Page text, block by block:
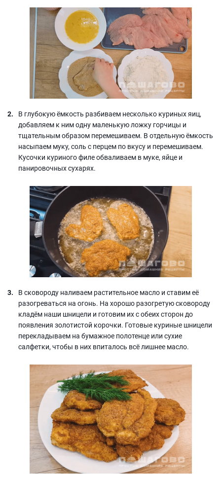
В глубокую ёмкость разбиваем несколько куриных яиц,
добавляем к ним одну маленькую ложку горчицы и
тщательным образом перемешиваем. В отдельную ёмкость
насыпаем муку, соль с перцем по вкусу и перемешиваем.
Кусочки куриного филе обваливаем в муке, яйце и
панировочных сухарях.
В сковороду наливаем растительное масло и ставим её
разогреваться на огонь. На хорошо разогретую сковороду
кладём наши шницели и готовим их с обеих сторон до
появления золотистой корочки. Готовые куриные шницели
перекладываем на бумажное полотенце или сухие
салфетки, чтобы в них впиталось всё лишнее масло.